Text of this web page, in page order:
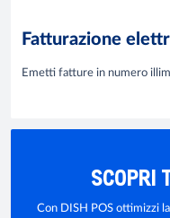
Fatturazione
Emetti fatture in numero
SCOPRI
Con DISH POS ottimizzi